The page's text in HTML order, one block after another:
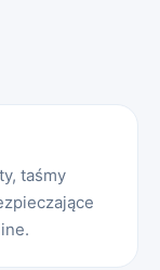
taśmy